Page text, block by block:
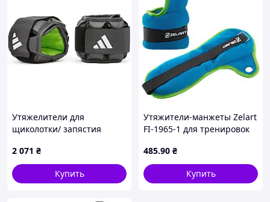
Утяжелители для
щиколотки/ запястия
черный, зеленый Уни 0.5
кг ADWT-12630
2 071 ₴
Купить
Утяжители-манжеты Zelart
FI-1965-1 для тренировок
фиксацией на большом
пальце
485.90 ₴
Купить